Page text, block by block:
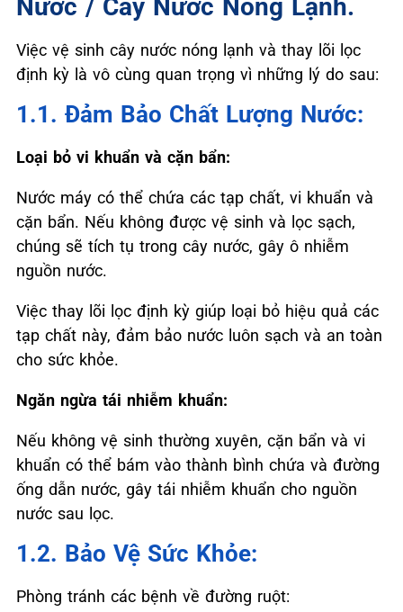
Nước / Cây Nước Nóng Lạnh.
Việc vệ sinh cây nước nóng lạnh và thay lõi lọc
định kỳ là vô cùng quan trọng vì những lý do sau:
1.1. Đảm Bảo Chất Lượng Nước:
Loại bỏ vi khuẩn và cặn bẩn:
Nước máy có thể chứa các tạp chất, vi khuẩn và
cặn bẩn. Nếu không được vệ sinh và lọc sạch,
chúng sẽ tích tụ trong cây nước, gây ô nhiễm
nguồn nước.
Việc thay lõi lọc định kỳ giúp loại bỏ hiệu quả các
tạp chất này, đảm bảo nước luôn sạch và an toàn
cho sức khỏe.
Ngăn ngừa tái nhiễm khuẩn:
Nếu không vệ sinh thường xuyên, cặn bẩn và vi
khuẩn có thể bám vào thành bình chứa và đường
ống dẫn nước, gây tái nhiễm khuẩn cho nguồn
nước sau lọc.
1.2. Bảo Vệ Sức Khỏe:
Phòng tránh các bệnh về đường ruột: